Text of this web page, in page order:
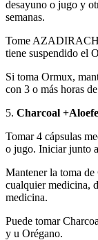
desayuno o jugo y
semanas.
Tome
tiene suspendido el
Si toma Ormux,
con 3 o más horas
5. Charcoal
Tomar 4 cápsulas
o jugo. Iniciar junto
Mantener la toma de
cualquier medicina,
medicina.
Puede tomar
y u Orégano.